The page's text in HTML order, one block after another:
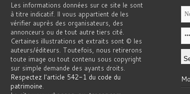
Les informations données sur ce site le sont
à titre indicatif. Il vous appartient de les
vérifier auprès des organisateurs, des
annonceurs ou de tout autre tiers cité.
Certaines illustrations et extraits sont © les
auteurs/éditeurs. Toutefois, nous retirerons
toute image ou tout contenu sous copyright
sur simple demande des ayants droits.
Respectez l'article 542-1 du code du
patrimoine.